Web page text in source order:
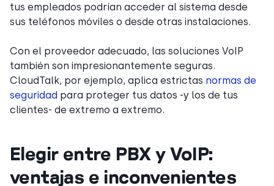
tus empleados podrían acceder al sistema desde
sus teléfonos móviles o desde otras instalaciones.
Con el proveedor adecuado, las soluciones VoIP
también son impresionantemente seguras.
CloudTalk, por ejemplo, aplica estrictas normas de
seguridad para proteger tus datos -y los de tus
clientes- de extremo a extremo.
Elegir entre PBX y VoIP:
ventajas e inconvenientes